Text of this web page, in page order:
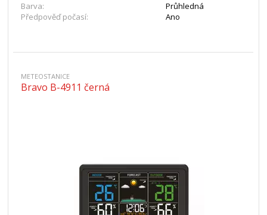
Barva:
Průhledná
Předpověď počasí:
Ano
METEOSTANICE
Bravo B-4911 černá